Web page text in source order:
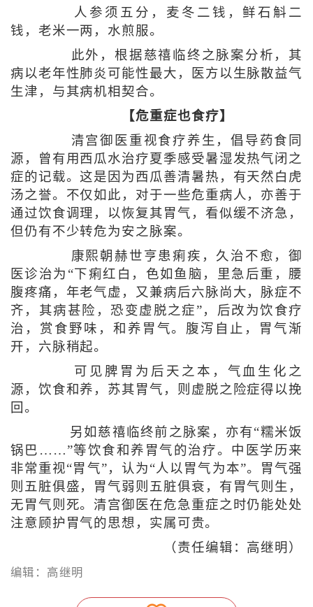
人参须五分，麦冬二钱，鲜石斛二
钱，老米一两，水煎服。
此外，根据慈禧临终之脉案分析，其
病以老年性肺炎可能性最大，医方以生脉散益气
生津，与其病机相契合。
【危重症也食疗】
清宫御医重视食疗养生，倡导药食同
源，曾有用西瓜水治疗夏季感受暑湿发热气闭之
症的记载。这是因为西瓜善清暑热，有天然白虎
汤之誉。不仅如此，对于一些危重病人，亦善于
通过饮食调理，以恢复其胃气，看似缓不济急，
但仍有不少转危为安之脉案。
康熙朝赫世亨患痢疾，久治不愈，御
医诊治为“下痢红白，色如鱼脑，里急后重，腰
腹疼痛，年老气虚，又兼病后六脉尚大，脉症不
齐，其病甚险，恐变虚脱之症”，后改为饮食疗
治，赏食野味，和养胃气。腹泻自止，胃气渐
开，六脉稍起。
可见脾胃为后天之本，气血生化之
源，饮食和养，苏其胃气，则虚脱之险症得以挽
回。
另如慈禧临终前之脉案，亦有“糯米饭
锅巴……”等饮食和养胃气的治疗。中医学历来
非常重视“胃气”，认为“人以胃气为本”。胃气强
则五脏俱盛，胃气弱则五脏俱衰，有胃气则生，
无胃气则死。清宫御医在危急重症之时仍能处处
注意顾护胃气的思想，实属可贵。
（责任编辑：高继明）
编辑：高继明